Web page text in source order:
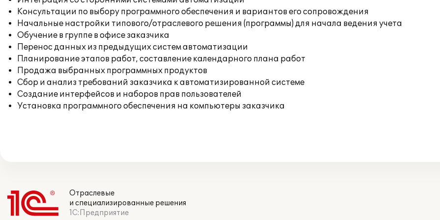
Консультации по выбору программного обеспечения и вариантов его сопровождения
Начальные настройки типового/отраслевого решения (программы) для начала ведения учета
Обучение в группе в офисе заказчика
Перенос данных из предыдущих систем автоматизации
Планирование этапов работ, составление календарного плана работ
Продажа выбранных программных продуктов
Сбор и анализ требований заказчика к автоматизированной системе
Создание интерфейсов и наборов прав пользователей
Установка программного обеспечения на компьютеры заказчика
Отраслевые
и специализированные решения
1С:Предприятие